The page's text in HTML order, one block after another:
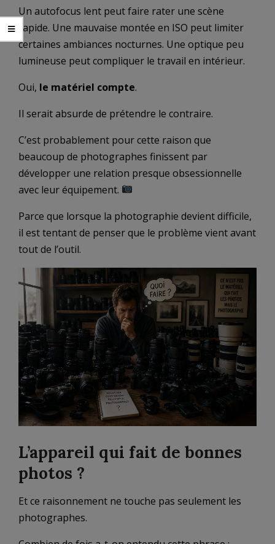
Un autofocus lent peut faire rater une scène
rapide. Une mauvaise montée en ISO peut limiter
certaines ambiances nocturnes. Une optique peu
lumineuse peut compliquer le travail en intérieur.
Oui, le matériel compte.
Il serait absurde de prétendre le contraire.
C’est probablement pour cette raison que
beaucoup de photographes finissent par
développer une relation presque obsessionnelle
avec leur équipement.
Parce que lorsque la photographie devient difficile,
il est tentant de penser que le problème vient avant
tout de l’outil.
L’appareil qui fait de bonnes
photos ?
Et ce raisonnement ne touche pas seulement les
photographes.